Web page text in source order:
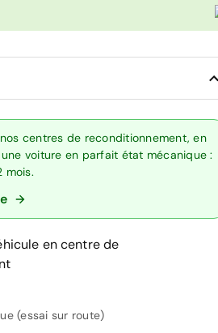
centres de reconditionnement, en
voiture en parfait état mécanique :
mois.
en centre de
(essai sur route)